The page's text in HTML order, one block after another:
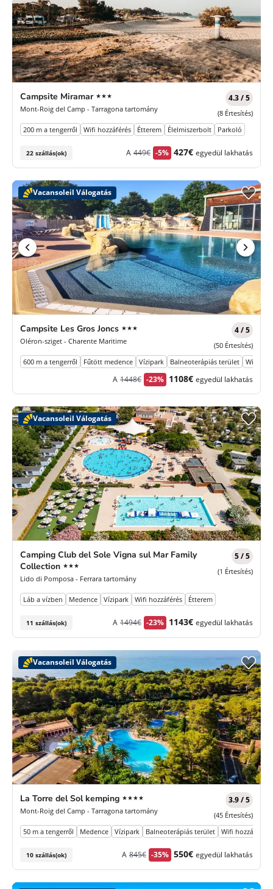
Campsite Miramar ★★★
Csillagok
Mont-Roig del Camp - Tarragona tartomány
4.3 / 5
(8 Értesítés)
200 m a tengerről
Wifi hozzáférés Étterem Élelmiszerbolt Parkoló
22 szállás(ok) A Korábbi
449€ -5% Új
427€ egyedül lakhatás
Vacansoleil Válogatás
Campsite Les Gros Joncs ★★★
Oléron-sziget - Charente Maritime
4 / 5
(50 Értesítés)
600 m a tengerről
Fűtött medence Vízipark Balneoterápiás terület Wifi
A Korábbi
1448€ -23% Új
1108€ egyedül lakhatás
Vacansoleil Válogatás
Camping Club del Sole Vigna sul Mar Family
Collection ★★★
Csillagok
Lido di Pomposa - Ferrara tartomány
5 / 5
(1 Értesítés)
Láb a vízben Medence Vízipark Wifi hozzáférés Étterem
11 szállás(ok) A Korábbi
1494€ -23% Új
1143€ egyedül lakhatás
Vacansoleil Válogatás
La Torre del Sol kemping ★★★★
Csillagok
Mont-Roig del Camp - Tarragona tartomány
3.9 / 5
(45 Értesítés)
50 m a tengerről
Medence Vízipark Balneoterápiás terület Wifi hozzáférés
10 szállás(ok) A Korábbi
845€ -35% Új
550€ egyedül lakhatás